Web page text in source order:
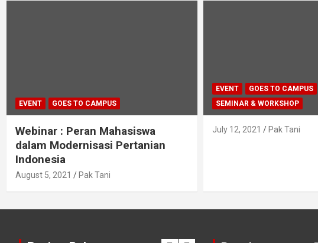
EVENT GOES TO CAMPUS
Webinar : Peran Mahasiswa
dalam Modernisasi Pertanian
Indonesia
August 5, 2021 Pak Tani
EVENT GOES TO CAMPUS
SEMINAR & WORKSHOP
July 12, 2021 Pak Tani